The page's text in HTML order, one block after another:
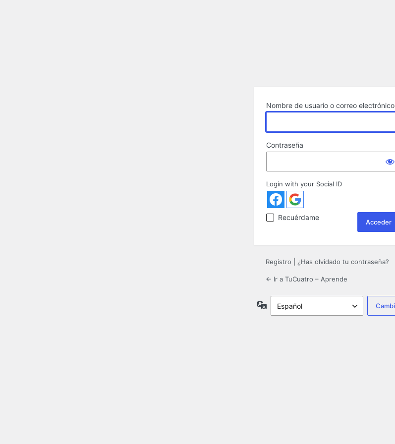
Nombre de usuario o correo electrónico
Contraseña
Login with your Social ID
Recuérdame
Registro ¿Has olvidado tu contraseña?
← Ir a TuCuatro – Aprende
Idioma